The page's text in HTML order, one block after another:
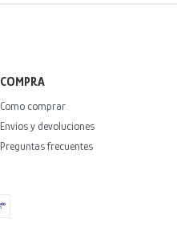
COMPRA
Como comprar
Envíos y devoluciones
Preguntas frecuentes